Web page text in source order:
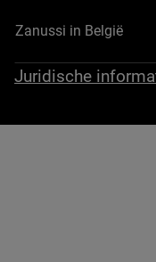
Zanussi in België
Juridische